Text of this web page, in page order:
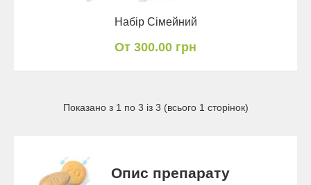
Набір Сімейний
От 300.00 грн
Показано з 1 по 3 із 3 (всього 1 сторінок)
Опис препарату